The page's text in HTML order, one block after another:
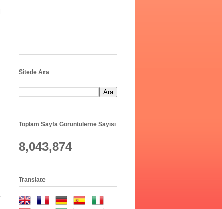
Sitede Ara
Toplam Sayfa Görüntüleme Sayısı
8,043,874
Translate